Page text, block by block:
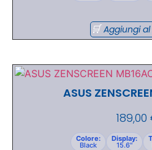
Aggiungi
ASUS
189,00
Colore:
Black
Display:
15.6"